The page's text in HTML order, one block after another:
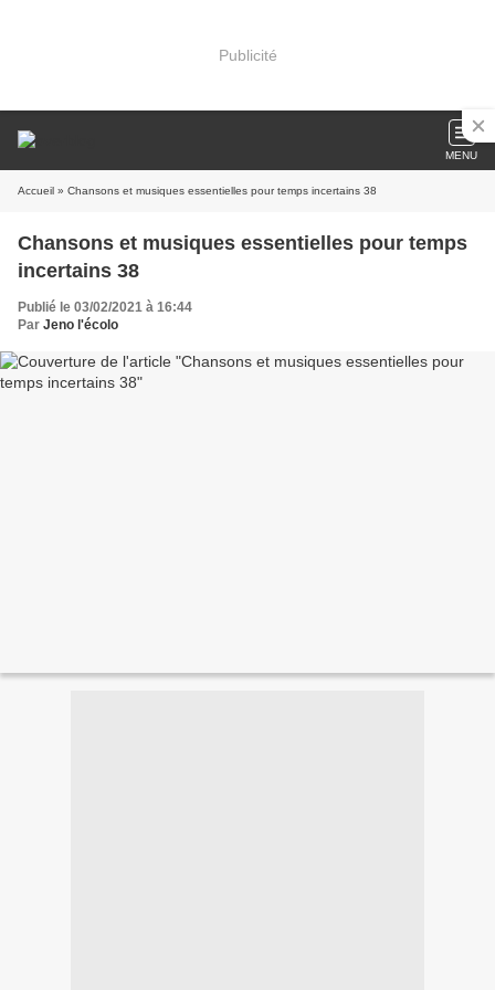
Publicité
MENU
Accueil » Chansons et musiques essentielles pour temps incertains 38
Chansons et musiques essentielles pour temps
incertains 38
Publié le 03/02/2021 à 16:44
Par Jeno l'écolo